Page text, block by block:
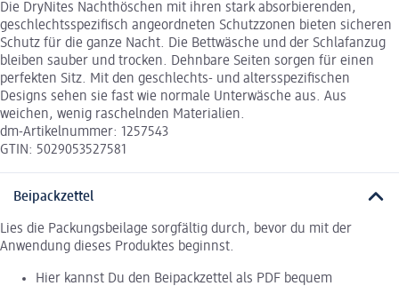
Die DryNites Nachthöschen mit ihren stark absorbierenden,
geschlechtsspezifisch angeordneten Schutzzonen bieten sicheren
Schutz für die ganze Nacht. Die Bettwäsche und der Schlafanzug
bleiben sauber und trocken. Dehnbare Seiten sorgen für einen
perfekten Sitz. Mit den geschlechts- und altersspezifischen
Designs sehen sie fast wie normale Unterwäsche aus. Aus
weichen, wenig raschelnden Materialien.
dm-Artikelnummer: 1257543
GTIN: 5029053527581
Beipackzettel
Lies die Packungsbeilage sorgfältig durch, bevor du mit der
Anwendung dieses Produktes beginnst.
Hier kannst Du den Beipackzettel als PDF bequem